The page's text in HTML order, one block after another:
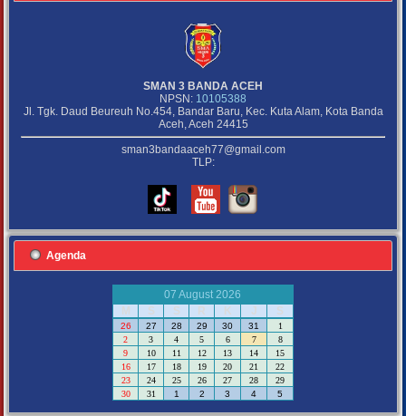
SMAN 3 BANDA ACEH
NPSN: 10105388
Jl. Tgk. Daud Beureuh No.454, Bandar Baru, Kec. Kuta Alam, Kota Banda
Aceh, Aceh 24415
sman3bandaaceh77@gmail.com
TLP:
Agenda
07 August 2026
M
S S R K J S
26 27 28 29 30 31
1
2
3 4 5 6 7
8
9
10 11 12 13 14
15
16
17 18 19 20 21
22
23
24 25 26 27 28
29
30
31 1 2 3 4 5